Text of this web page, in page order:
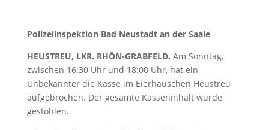
Polizeiinspektion Bad Neustadt an der Saale
HEUSTREU, LKR. RHÖN-GRABFELD. Am Sonntag,
zwischen 16:30 Uhr und 18:00 Uhr, hat ein
Unbekannter die Kasse im Eierhäuschen Heustreu
aufgebrochen. Der gesamte Kasseninhalt wurde
gestohlen.